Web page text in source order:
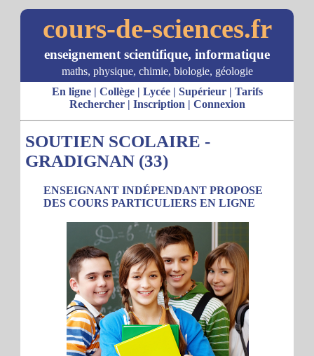
cours-de-sciences.fr
enseignement scientifique, informatique
maths, physique, chimie, biologie, géologie
En ligne| Collège| Lycée| Supérieur| Tarifs
Rechercher| Inscription | Connexion
SOUTIEN SCOLAIRE -
GRADIGNAN (33)
ENSEIGNANT INDÉPENDANT PROPOSE
DES COURS PARTICULIERS EN LIGNE